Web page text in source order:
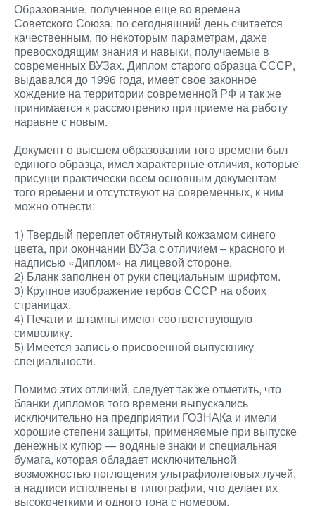
Образование, полученное еще во времена
Советского Союза, по сегодняшний день считается
качественным, по некоторым параметрам, даже
превосходящим знания и навыки, получаемые в
современных ВУЗах. Диплом старого образца СССР,
выдавался до 1996 года, имеет свое законное
хождение на территории современной РФ и так же
принимается к рассмотрению при приеме на работу
наравне с новым.
Документ о высшем образовании того времени был
единого образца, имел характерные отличия, которые
присущи практически всем основным документам
того времени и отсутствуют на современных, к ним
можно отнести:
1) Твердый переплет обтянутый кожзамом синего
цвета, при окончании ВУЗа с отличием – красного и
надписью «Диплом» на лицевой стороне.
2) Бланк заполнен от руки специальным шрифтом.
3) Крупное изображение гербов СССР на обоих
страницах.
4) Печати и штампы имеют соответствующую
символику.
5) Имеется запись о присвоенной выпускнику
специальности.
Помимо этих отличий, следует так же отметить, что
бланки дипломов того времени выпускались
исключительно на предприятии ГОЗНАКа и имели
хорошие степени защиты, применяемые при выпуске
денежных купюр — водяные знаки и специальная
бумага, которая обладает исключительной
возможностью поглощения ультрафиолетовых лучей,
а надписи исполнены в типографии, что делает их
высокочеткими и одного тона с номером.